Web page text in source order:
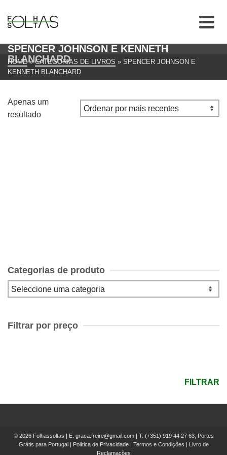
SPENCER JOHNSON E KENNETH
BLANCHARD
HOME » CATEGORIAS DE LIVROS » SPENCER JOHNSON E
KENNETH BLANCHARD
Apenas um
resultado
Categorias de produto
Filtrar por preço
FILTRAR
© 2026 Folhassoltas | E. graca.freire@gmail.com| T. (+351) 919 44 27 63, Portes
Grátis para Portugal | Política de Privacidade| Termos e Condições | Livro de
Reclamações